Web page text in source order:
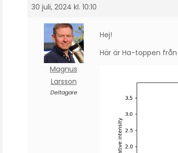
30 juli, 2024 kl. 10:10
Magnus
Larsson
Deltagare
Hej!
Här är Ha-toppen från